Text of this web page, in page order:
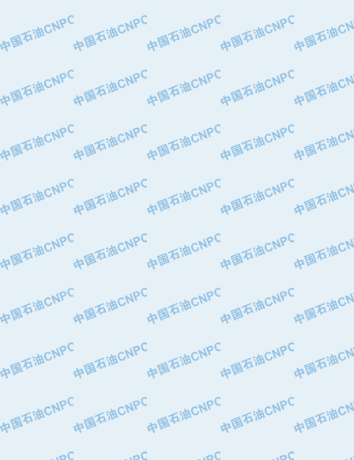
·中国石油锦西石化分公司
·大港油田集团有限责任公司
·深圳市肯多斯实业发展有限公司
·山东墨龙石油机械股份有限公司
·无锡西姆莱斯石油专用管制造有限公
·武汉钢铁（集团）公司
·马鞍山钢铁股份有限公司
·中国石油天然气股份有限公司兰州石
·中国石化茂名石化分公司
·中国石油大港油田分公司
·靖江市天和泵业有限公司
·中油油气勘探软件国家工程研究中心
·西安长庆钻宇集团咸阳石化有限公司
·新疆新冠控制系统工程有限公司
·新疆安维消防设施器材有限公司
·华北石油津工机械制造有限公司
·上海山武控制仪表有限公司
·上海赛科石油化工有限责任公司